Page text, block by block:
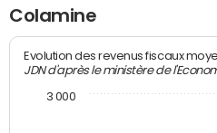
Colamine
Evolution des revenus fiscaux
JDN d'après le ministère de
3 000